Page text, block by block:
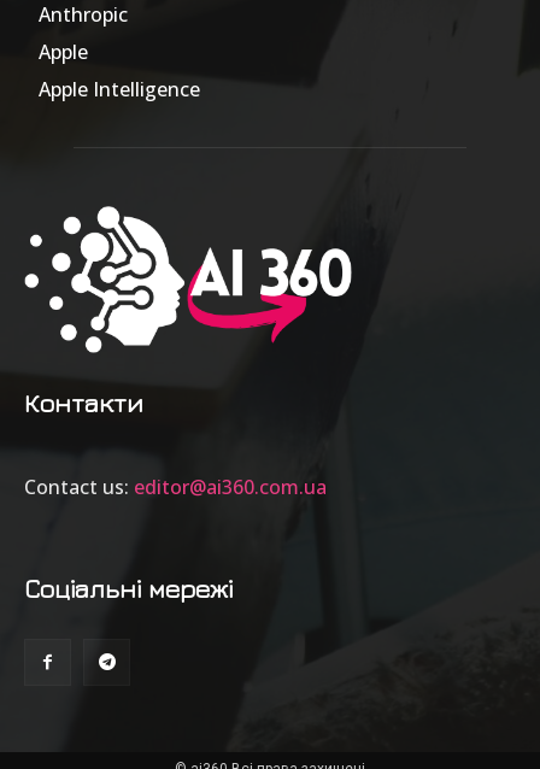
Anthropic
Apple
Apple Intelligence
Контакти
Contact us: editor@ai360.com.ua
Соціальні мережі